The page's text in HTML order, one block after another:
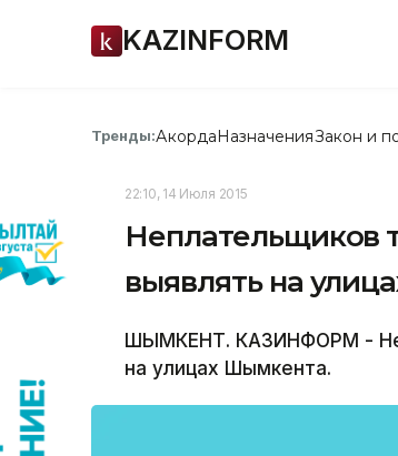
KAZINFORM
Тренды:АкордаНазначенияЗакон и
22:10, 14 Июля 2015
Неплательщиков
выявлять на
ШЫМКЕНТ. КАЗИНФОРМ -
на улицах Шымкента.